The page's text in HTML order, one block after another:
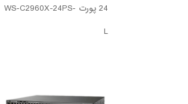
24 پورت WS-C2960X-24PS-
L